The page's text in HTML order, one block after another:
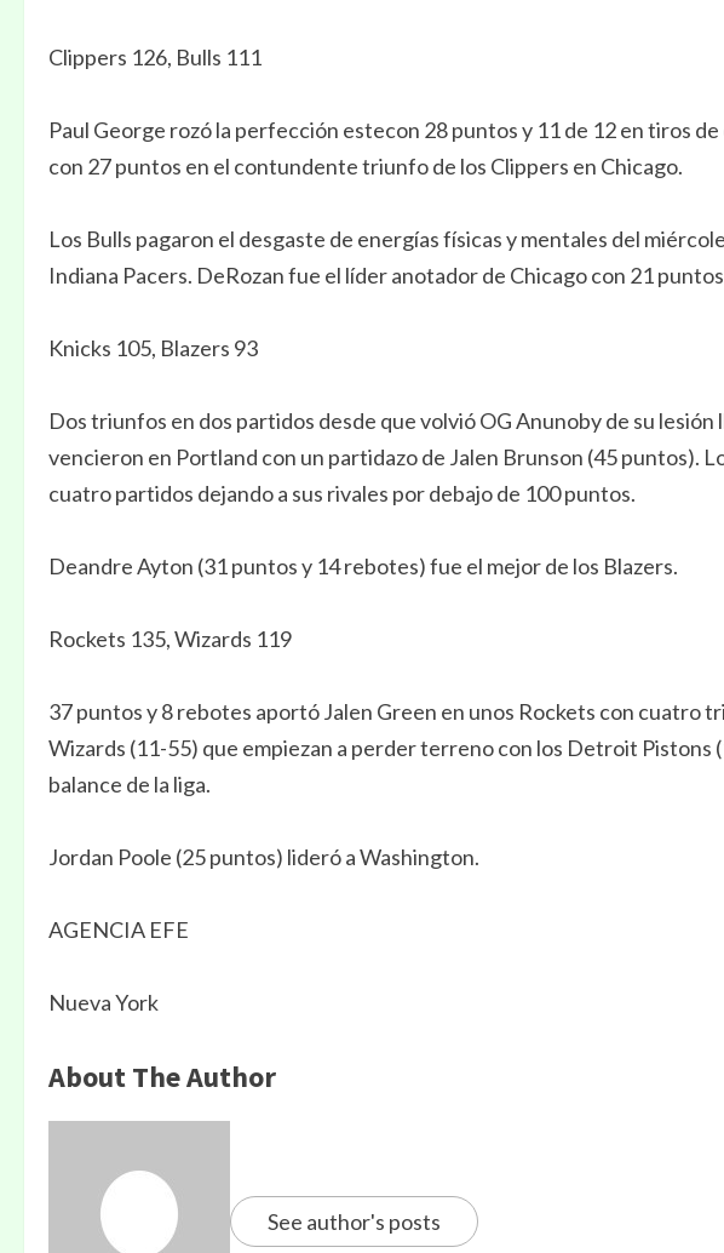
Clippers 126, Bulls 111
Paul George rozó la perfección estecon 28 puntos y 11 de 12 en tiros
con 27 puntos en el contundente triunfo de los Clippers en Chicago.
Los Bulls pagaron el desgaste de energías físicas y mentales del
Indiana Pacers. DeRozan fue el líder anotador de Chicago con 21
Knicks 105, Blazers 93
Dos triunfos en dos partidos desde que volvió OG Anunoby de su lesión
vencieron en Portland con un partidazo de Jalen Brunson (45 puntos).
cuatro partidos dejando a sus rivales por debajo de 100 puntos.
Deandre Ayton (31 puntos y 14 rebotes) fue el mejor de los Blazers.
Rockets 135, Wizards 119
37 puntos y 8 rebotes aportó Jalen Green en unos Rockets con cuatro
Wizards (11-55) que empiezan a perder terreno con los Detroit Pistons
balance de la liga.
Jordan Poole (25 puntos) lideró a Washington.
AGENCIA EFE
Nueva York
About The Author
See author's posts